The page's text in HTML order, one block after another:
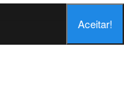
Aceitar!